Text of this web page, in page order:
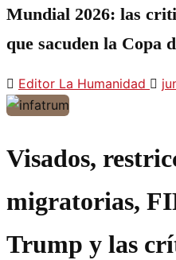
Mundial 2026: las
que sacuden la Copa
Editor La Humanidad
Visados,
migratorias,
Trump y las